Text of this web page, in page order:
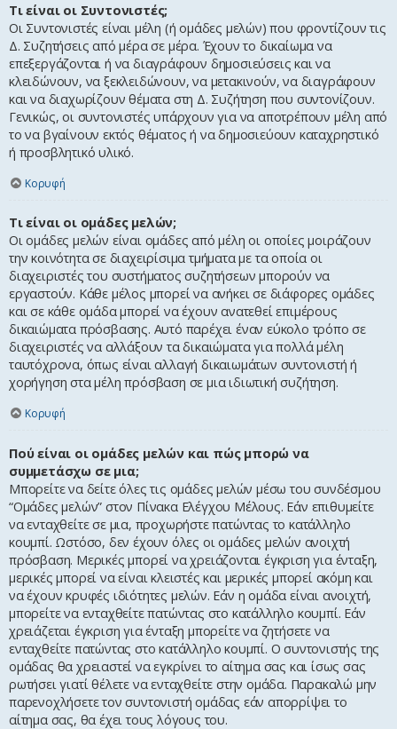
Τι είναι οι Συντονιστές;
Οι Συντονιστές είναι μέλη (ή ομάδες μελών) που φροντίζουν τις
Δ. Συζητήσεις από μέρα σε μέρα. Έχουν το δικαίωμα να
επεξεργάζονται ή να διαγράφουν δημοσιεύσεις και να
κλειδώνουν, να ξεκλειδώνουν, να μετακινούν, να διαγράφουν
και να διαχωρίζουν θέματα στη Δ. Συζήτηση που συντονίζουν.
Γενικώς, οι συντονιστές υπάρχουν για να αποτρέπουν μέλη από
το να βγαίνουν εκτός θέματος ή να δημοσιεύουν καταχρηστικό
ή προσβλητικό υλικό.
Κορυφή
Τι είναι οι ομάδες μελών;
Οι ομάδες μελών είναι ομάδες από μέλη οι οποίες μοιράζουν
την κοινότητα σε διαχειρίσιμα τμήματα με τα οποία οι
διαχειριστές του συστήματος συζητήσεων μπορούν να
εργαστούν. Κάθε μέλος μπορεί να ανήκει σε διάφορες ομάδες
και σε κάθε ομάδα μπορεί να έχουν ανατεθεί επιμέρους
δικαιώματα πρόσβασης. Αυτό παρέχει έναν εύκολο τρόπο σε
διαχειριστές να αλλάξουν τα δικαιώματα για πολλά μέλη
ταυτόχρονα, όπως είναι αλλαγή δικαιωμάτων συντονιστή ή
χορήγηση στα μέλη πρόσβαση σε μια ιδιωτική συζήτηση.
Κορυφή
Πού είναι οι ομάδες μελών και πώς μπορώ να
συμμετάσχω σε μια;
Μπορείτε να δείτε όλες τις ομάδες μελών μέσω του συνδέσμου
“Ομάδες μελών” στον Πίνακα Ελέγχου Μέλους. Εάν επιθυμείτε
να ενταχθείτε σε μια, προχωρήστε πατώντας το κατάλληλο
κουμπί. Ωστόσο, δεν έχουν όλες οι ομάδες μελών ανοιχτή
πρόσβαση. Μερικές μπορεί να χρειάζονται έγκριση για ένταξη,
μερικές μπορεί να είναι κλειστές και μερικές μπορεί ακόμη και
να έχουν κρυφές ιδιότητες μελών. Εάν η ομάδα είναι ανοιχτή,
μπορείτε να ενταχθείτε πατώντας στο κατάλληλο κουμπί. Εάν
χρειάζεται έγκριση για ένταξη μπορείτε να ζητήσετε να
ενταχθείτε πατώντας στο κατάλληλο κουμπί. Ο συντονιστής της
ομάδας θα χρειαστεί να εγκρίνει το αίτημα σας και ίσως σας
ρωτήσει γιατί θέλετε να ενταχθείτε στην ομάδα. Παρακαλώ μην
παρενοχλήσετε τον συντονιστή ομάδας εάν απορρίψει το
αίτημα σας, θα έχει τους λόγους του.